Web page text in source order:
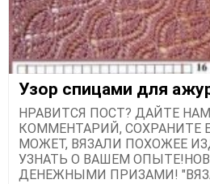
Узор спицами для
НРАВИТСЯ ПОСТ? ДАЙТЕ
КОММЕНТАРИЙ, СОХРАНИТЕ
МОЖЕТ, ВЯЗАЛИ ПОХОЖЕЕ
УЗНАТЬ О ВАШЕМ
ДЕНЕЖНЫМИ ПРИЗАМИ!